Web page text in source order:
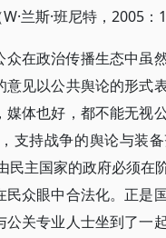
兰斯·班尼特，2005：
在政治传播生态中虽
见以公共舆论的形式
体也好，都不能无视
支持战争的舆论与装
民主国家的政府必须在
众眼中合法化。正是
关专业人士坐到了一